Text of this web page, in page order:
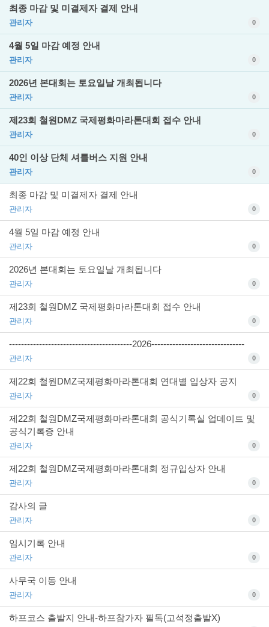
최종 마감 및 미결제자 결제 안내
관리자 0
4월 5일 마감 예정 안내
관리자 0
2026년 본대회는 토요일날 개최됩니다
관리자 0
제23회 철원DMZ 국제평화마라톤대회 접수 안내
관리자 0
40인 이상 단체 셔틀버스 지원 안내
관리자 0
최종 마감 및 미결제자 결제 안내
관리자 0
4월 5일 마감 예정 안내
관리자 0
2026년 본대회는 토요일날 개최됩니다
관리자 0
제23회 철원DMZ 국제평화마라톤대회 접수 안내
관리자 0
-----------------------------------------2026-------------------------------
관리자 0
제22회 철원DMZ국제평화마라톤대회 연대별 입상자 공지
관리자 0
제22회 철원DMZ국제평화마라톤대회 공식기록실 업데이트 및
공식기록증 안내
관리자 0
제22회 철원DMZ국제평화마라톤대회 정규입상자 안내
관리자 0
감사의 글
관리자 0
임시기록 안내
관리자 0
사무국 이동 안내
관리자 0
하프코스 출발지 안내-하프참가자 필독(고석정출발X)